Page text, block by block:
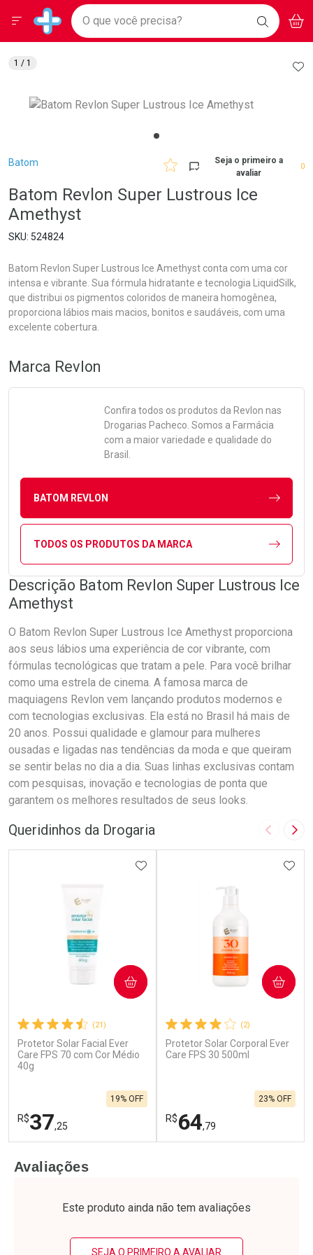
Drogarias Pacheco
Baixe nosso APP e aproveite Ofertas Exclusivas!
BAIXE
O APP
Ir direto para a home
pela página
Ir direto para o conteúdo
Ir direto para a busca
Ir direto para a conta
Ir direto para a notificações
Ir direto para o carrinho
Faça a sua busca
O que você precisa? BUSCAR
Menu
Breadcrumb
Batom
Seja o primeiro a
avaliar
0
Batom Revlon Super Lustrous Ice
Amethyst
524824
Batom Revlon Super Lustrous Ice Amethyst conta com uma cor
intensa e vibrante. Sua fórmula hidratante e tecnologia LiquidSilk,
que distribui os pigmentos coloridos de maneira homogênea,
proporciona lábios mais macios, bonitos e saudáveis, com uma
excelente cobertura.
1 / 1
Marca Revlon
Confira todos os produtos da Revlon nas
Drogarias Pacheco. Somos a Farmácia
com a maior variedade e qualidade do
Brasil.
BATOM REVLON
TODOS OS PRODUTOS DA MARCA
Descrição Batom Revlon Super Lustrous Ice
Amethyst
O Batom Revlon Super Lustrous Ice Amethyst proporciona
aos seus lábios uma experiência de cor vibrante, com
fórmulas tecnológicas que tratam a pele. Para você brilhar
como uma estrela de cinema. A famosa marca de
maquiagens Revlon vem lançando produtos modernos e
com tecnologias exclusivas. Ela está no Brasil há mais de
20 anos. Possui qualidade e glamour para mulheres
ousadas e ligadas nas tendências da moda e que queiram
se sentir belas no dia a dia. Suas linhas exclusivas contam
com pesquisas, inovação e tecnologias de ponta que
garantem os melhores resultados de seus looks.
Queridinhos da Drogaria Imagem
(21)
Protetor Solar Facial Ever
Care FPS 70 com Cor Médio
40g
R$37,25
19% OFF
ADICIONAR AOS FAVORITOS
COMPRAR
Laboratório
Por Menos
(2)
Protetor Solar Corporal Ever
Care FPS 30 500ml
R$64,79
23% OFF
COMPRAR
Laboratório
Por Menos
Avaliações
Este produto ainda não tem avaliações
SEJA O PRIMEIRO A AVALIAR